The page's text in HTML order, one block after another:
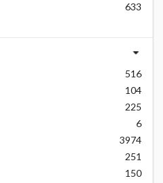
633
516
104
225
6
3974
251
150